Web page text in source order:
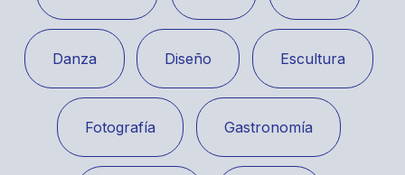
Danza Diseño Escultura
Fotografía Gastronomía